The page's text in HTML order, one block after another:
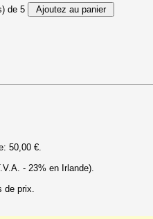
de 5
50,00 €.
- 23% en Irlande).
de prix.